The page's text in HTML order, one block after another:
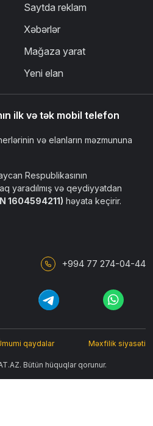
Saytda reklam
Xəbərlər
Mağaza yarat
Yeni elan
ilk və tək mobil telefon
və elanların məzmununa
Respublikasının
yaradılmış və qeydiyyatdan
1604594211) həyata keçirir.
+994 77 274-04-44
Bütün hüquqlar qorunur.
qaydalar Məxfilik siyasəti